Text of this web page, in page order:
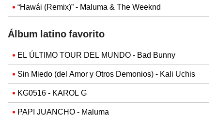
“Hawái (Remix)” - Maluma & The Weeknd
Álbum latino favorito
EL ÚLTIMO TOUR DEL MUNDO - Bad Bunny
Sin Miedo (del Amor y Otros Demonios) - Kali Uchis
KG0516 - KAROL G
PAPI JUANCHO - Maluma